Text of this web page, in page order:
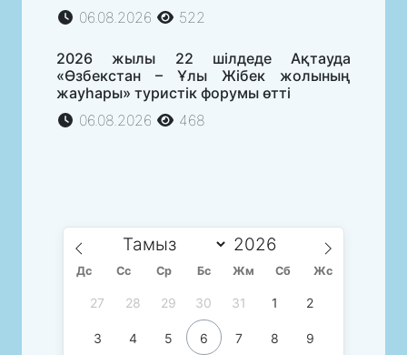
06.08.2026
522
2026 жылы 22 шілдеде Ақтауда
«Өзбекстан – Ұлы Жібек жолының
жауһары» туристік форумы өтті
06.08.2026
468
Дс Сc Ср Бс Жм Сб Жс
27 28 29 30 31 1 2
3 4 5 6 7 8 9